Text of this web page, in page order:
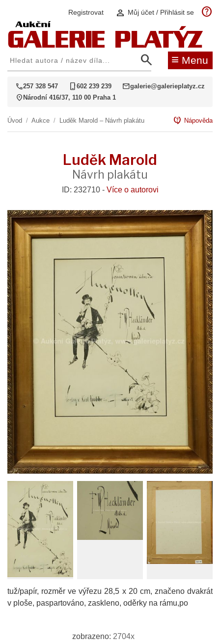
Registrovat person Můj účet / Přihlásit se help
search ≡ Menu
call257 328 547 phone_iphone602 239 239 mailgalerie@galerieplatyz.cz
location_on Národní 416/37, 110 00 Praha 1
Úvod / Aukce / Luděk Marold – Návrh plakátu contact_support Nápověda
Luděk Marold
Návrh plakátu
ID: 232710 - Více o autorovi
tuž/papír, rozměr ve výřezu 28,5 x 20 cm, značeno dvakrát
v ploše, paspartováno, zaskleno, oděrky na rámu,po
zobrazeno: 2704x